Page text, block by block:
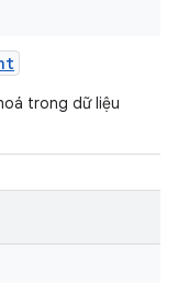
trong dữ liệu